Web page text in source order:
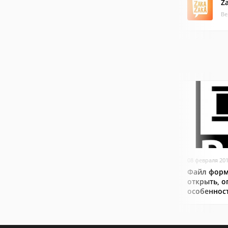
08 февраля
Файл
открыть,